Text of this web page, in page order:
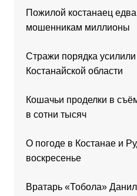
Пожилой костанаец
мошенникам миллионы
Стражи порядка
Костанайской области
Кошачьи проделки в
в сотни тысяч
О погоде в Костанае и
воскресенье
Вратарь «Тобола»